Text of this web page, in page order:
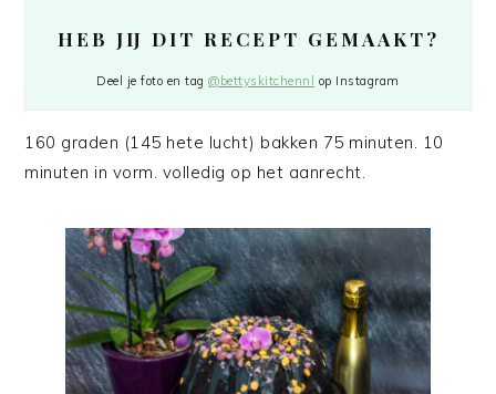
HEB JIJ DIT RECEPT GEMAAKT?
Deel je foto en tag@bettyskitchennl op Instagram
160 graden (145 hete lucht) bakken 75 minuten. 10
minuten in vorm. volledig op het aanrecht.